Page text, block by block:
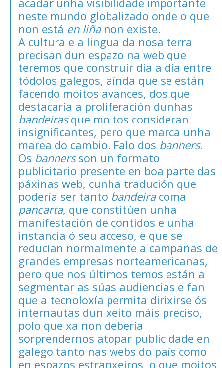
neste mundo globalizado onde o que
non está en liñanon existe.
A cultura e a lingua da nosa terra
precisan dun espazo na web que
teremos que construír día a día entre
tódolos galegos, aínda que se están
facendo moitos avances, dos que
destacaría a proliferación dunhas
bandeirasque moitos consideran
insignificantes, pero que marca unha
marea do cambio. Falo dos banners.
Os bannersson un formato
publicitario presente en boa parte das
páxinas web, cunha tradución que
podería ser tanto bandeiracoma
pancarta, que constitúen unha
manifestación de contidos e unha
instancia ó seu acceso, e que se
reducían normalmente a campañas de
grandes empresas norteamericanas,
pero que nos últimos temos están a
segmentar as súas audiencias e fan
que a tecnoloxía permita dirixirse ós
internautas dun xeito máis preciso,
polo que xa non debería
sorprendernos atopar publicidade en
galego tanto nas webs do país como
en espazos estranxeiros, o que moitos